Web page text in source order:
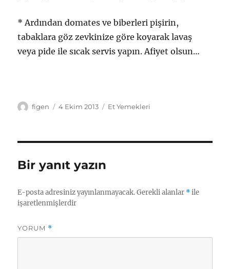
* Ardından domates ve biberleri pişirin,
tabaklara göz zevkinize göre koyarak lavaş
veya pide ile sıcak servis yapın. Afiyet olsun…
Yazar
figen
Yayın
4 Ekim 2013 Kategoriler
Et Yemekleri
Bir yanıt yazın
E-posta adresiniz yayınlanmayacak. Gerekli alanlar *ile
işaretlenmişlerdir
YORUM *